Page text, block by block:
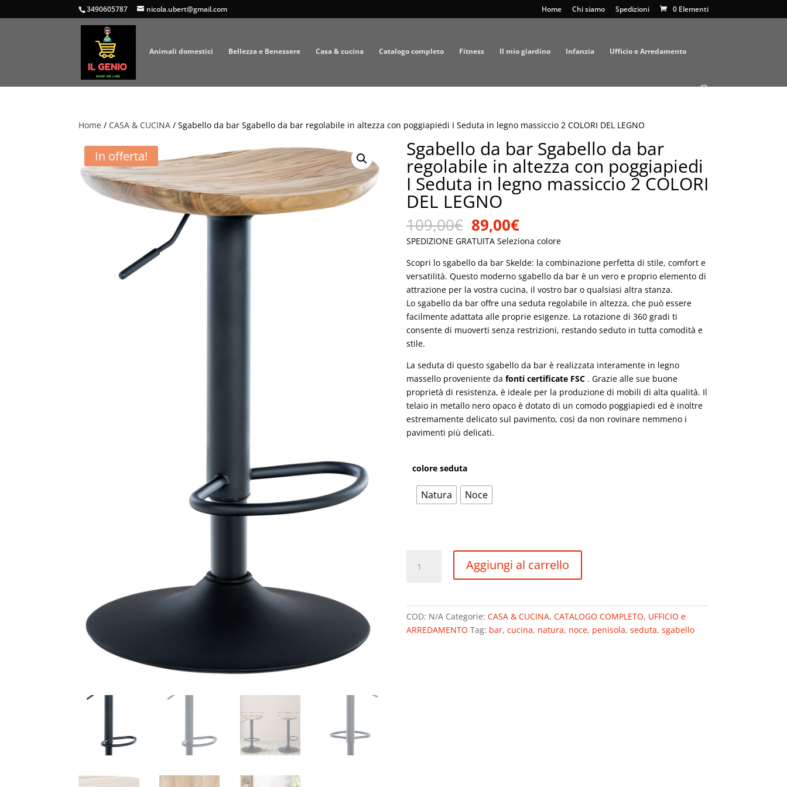
3490605787 nicola.ubert@gmail.com Home Chi siamo Spedizioni 0 Elementi
Animali domestici Bellezza e Benessere Casa & cucina Catalogo completo Fitness Il mio giardino Infanzia Ufficio e Arredamento
Home / CASA & CUCINA / Sgabello da bar Sgabello da bar regolabile in altezza con poggiapiedi I Seduta in legno massiccio 2 COLORI DEL LEGNO
In offerta! Sgabello da bar Sgabello da bar
regolabile in altezza con poggiapiedi
I Seduta in legno massiccio 2 COLORI
DEL LEGNO
109,00€ Il
prezzo
originale
era:
109,00€.
89,00€Il
prezzo
attuale
è:
89,00€.
SPEDIZIONE GRATUITA Seleziona colore
Scopri lo sgabello da bar Skelde: la combinazione perfetta di stile, comfort e
versatilità. Questo moderno sgabello da bar è un vero e proprio elemento di
attrazione per la vostra cucina, il vostro bar o qualsiasi altra stanza.
Lo sgabello da bar offre una seduta regolabile in altezza, che può essere
facilmente adattata alle proprie esigenze. La rotazione di 360 gradi ti
consente di muoverti senza restrizioni, restando seduto in tutta comodità e
stile.
La seduta di questo sgabello da bar è realizzata interamente in legno
massello proveniente da fonti certificate FSC. Grazie alle sue buone
proprietà di resistenza, è ideale per la produzione di mobili di alta qualità. Il
telaio in metallo nero opaco è dotato di un comodo poggiapiedi ed è inoltre
estremamente delicato sul pavimento, così da non rovinare nemmeno i
pavimenti più delicati.
colore seduta
Natura Noce
Aggiungi al carrello
COD: N/A Categorie: CASA & CUCINA, CATALOGO COMPLETO, UFFICIO e
ARREDAMENTO Tag: bar, cucina, natura, noce, penisola, seduta, sgabello